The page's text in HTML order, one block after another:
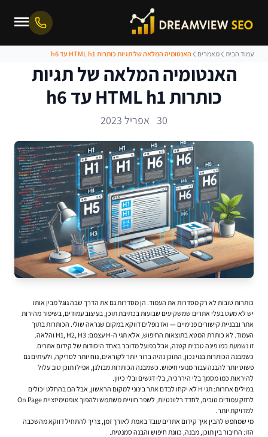
עמוד הבית מאמרים האנטומיה המלאה של תגיות כותרות HTML h1 עד h6
האנטומיה המלאה של תגיות
כותרות HTML h1 עד h6
30 אפריל 2023
כותרות טובות לא רק מסדרות את העמוד. הן מסדרות גם את הדרך שבה גוגל מבין אותו
יש לא מעט בעלי אתרים שמשקיעים שבועות בכתיבת תוכן, בעיצוב עמודים, בשיפור מהירות
אתר ובבניית קישורים פנימיים — ואז נופלים דווקא במקום שנראה שולי. הכותרות בתוך
העמוד. לא כותרת המטא בתוצאות החיפוש, אלא תגי ה-H עצמם: H1, H2, H3 והלאה.
זו נשמעת כמו פינה טכנית קטנה, אבל בפועל מדובר באחד היסודות של קידום אתרים.
כשמבנה הכותרות בנוי נכון, התוכן נהיה ברור יותר לקוראים, נוח יותר לסריקה, ולעיתים גם
פשוט יותר להבנה עבור מנועי חיפוש. כשמבנה הכותרות מבולגן, אפילו תוכן טוב עלול
להיראות כמו מסמך בלי היררכיה, בלי דגשים ובלי כיוון.
במילים אחרות: תגי H לא יקחו לבדם אתר בינוני למקום הראשון, אבל הם בהחלט יכולים
לחזק עמודים טובים, לחדד רלוונטיות, לשפר חוויית משתמש ולהפוך אופטימיזציית On Page
למדויקת יותר.
מי שמחפש להבין איך קידום אתריםעובד באמת לאורך זמן, צריך להתחיל דווקא מהשכבה
הזו: החיבור בין תוכן, מבנה, כוונת חיפוש והבנה סמנטית.